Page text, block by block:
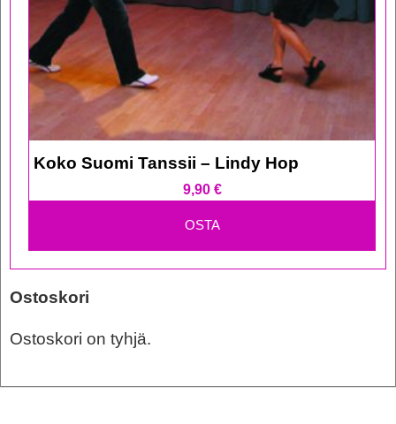
Koko Suomi Tanssii – Lindy Hop
9,90 €
OSTA
Ostoskori
Ostoskori on tyhjä.